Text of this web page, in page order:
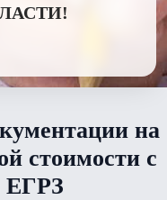
на
стоимости с
ЕГРЗ